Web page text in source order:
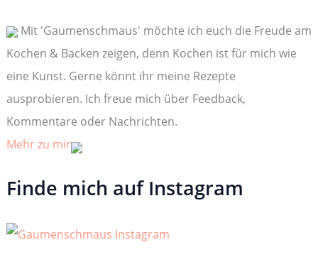
a
c
h
:
Mit 'Gaumenschmaus' möchte ich euch die Freude am
Kochen & Backen zeigen, denn Kochen ist für mich wie
eine Kunst. Gerne könnt ihr meine Rezepte
ausprobieren. Ich freue mich über Feedback,
Kommentare oder Nachrichten.
Mehr zu mir
Finde mich auf Instagram